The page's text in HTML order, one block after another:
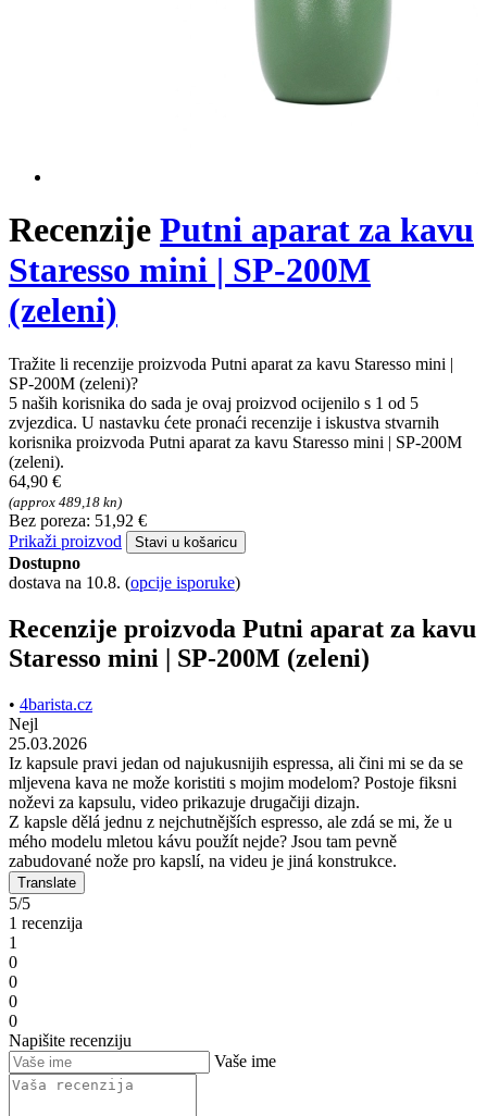
RecenzijePutni aparat za kavu
Staresso mini | SP-200M
(zeleni)
Tražite li recenzije proizvoda Putni aparat za kavu Staresso mini |
SP-200M (zeleni)?
5 naših korisnika do sada je ovaj proizvod ocijenilo s 1 od 5
zvjezdica. U nastavku ćete pronaći recenzije i iskustva stvarnih
korisnika proizvoda Putni aparat za kavu Staresso mini | SP-200M
(zeleni).
64,90 €
(approx 489,18 kn)
Bez poreza: 51,92 €
Prikaži proizvod
Stavi u košaricu
Dostupno
dostava na 10.8.
Recenzije proizvoda Putni aparat za kavu
Staresso mini | SP-200M (zeleni)
•
Nejl
25.03.2026
Iz kapsule pravi jedan od najukusnijih espressa, ali čini mi se da se
mljevena kava ne može koristiti s mojim modelom? Postoje fiksni